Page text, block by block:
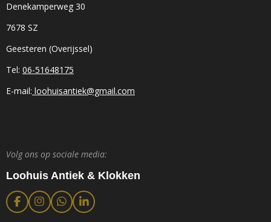
Denekamperweg 30
7678 SZ
Geesteren (Overijssel)
Tel: 06-51648175
E-mail: loohuisantiek@gmail.com
Volg ons op sociale media:
Loohuis Antiek & Klokken
F
a
I
n
W
h
L
i